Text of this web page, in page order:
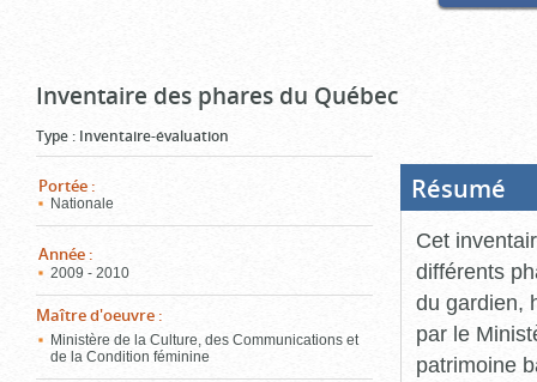
Inventaire des phares du Québec
Type : Inventaire-évaluation
Portée :
Nationale
Année :
2009 - 2010
Maître d'oeuvre :
Ministère de la Culture, des Communications et
de la Condition féminine
Résumé
Cet
différents
du gardien,
par le
patrimoine